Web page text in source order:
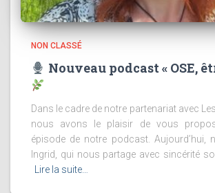
NON CLASSÉ
Nouveau podcast « OSE,
Dans le cadre de notre partenariat avec
nous avons le plaisir de vous
épisode de notre podcast. Aujourd’hui,
Ingrid, qui nous partage avec sincérité
Lire la suite…